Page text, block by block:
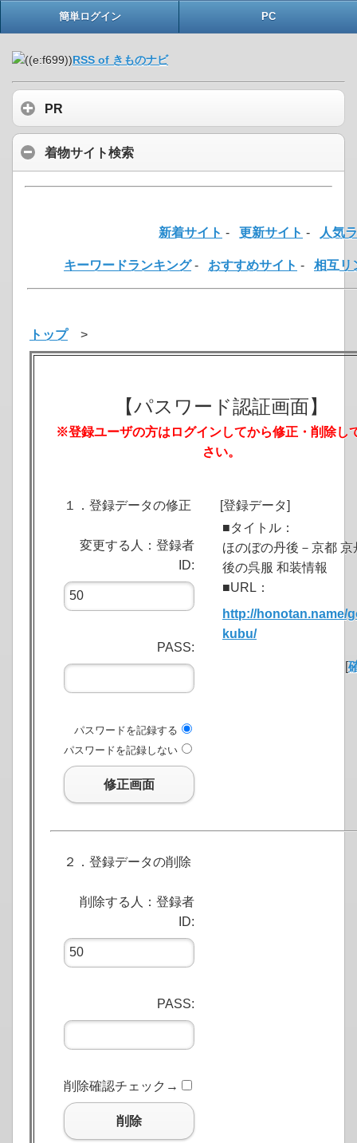
簡単ログイン PC
RSS of きものナビ
PR
着物サイト検索
新着サイト - 更新サイト - 人気
キーワードランキング- おすすめサイト - 相互リ
トップ>
【パスワード認証画面】
※登録ユーザの方はログインしてから修正・削除し
さい。
１．登録データの修正
変更する人：登録者
ID:
PASS:
パスワードを記録する
パスワードを記録しない
修正画面
[登録データ]
■タイトル：
ほのぼの丹後－京都 京
後の呉服 和装情報
■URL：
http://honotan.name/
kubu/
[
２．登録データの削除
削除する人：登録者
ID:
PASS:
削除確認チェック→
削除